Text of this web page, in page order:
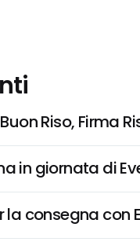
Riso, Firma
in giornata di
consegna con